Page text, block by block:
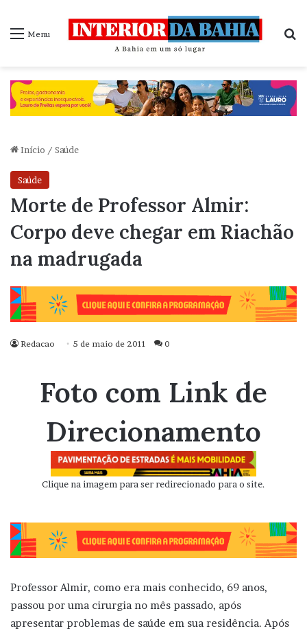
Menu
Início / Saúde
Saúde
Morte de Professor Almir:
Corpo deve chegar em Riachão
na madrugada
Redacao 5 de maio de 2011 0
Foto com Link de
Direcionamento
Clique na imagem para ser redirecionado para o site.
Professor Almir, como era mais conhecido, 69 anos,
passou por uma cirurgia no mês passado, após
apresentar problemas de saúde em sua residência. Após